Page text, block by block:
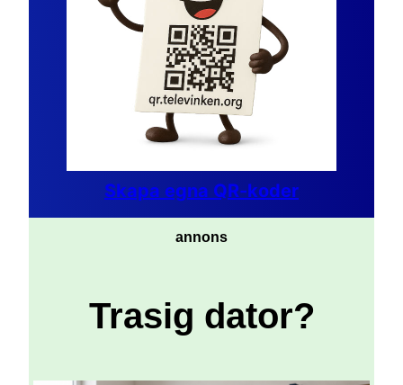
Skapa egna QR-koder
annons
Trasig dator?